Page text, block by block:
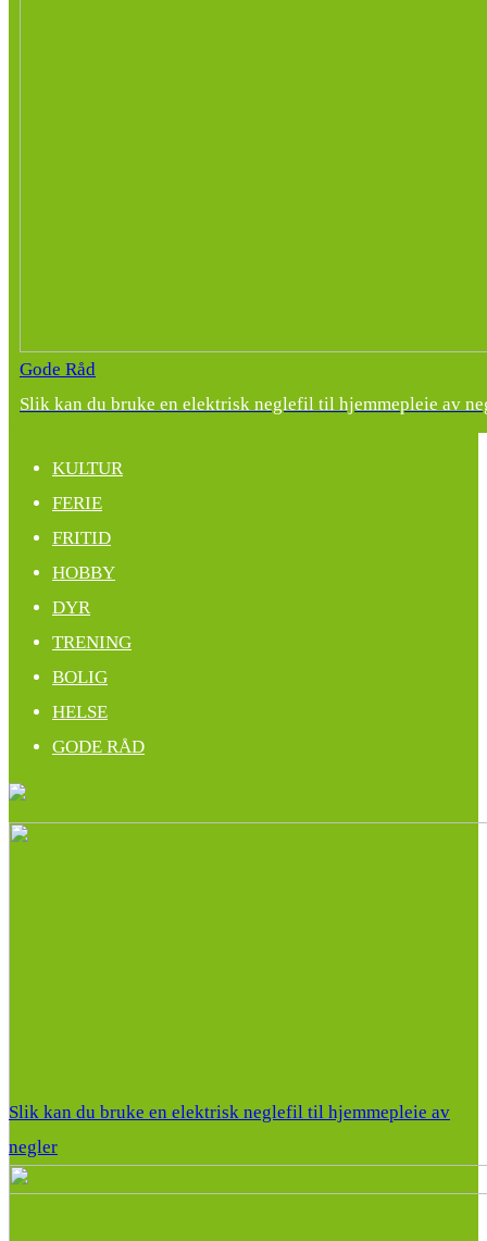
Gode Råd
Slik kan du bruke en elektrisk neglefil til hjemmepleie av
KULTUR
FERIE
FRITID
HOBBY
DYR
TRENING
BOLIG
HELSE
GODE RÅD
Slik kan du bruke en elektrisk neglefil til hjemmepleie av
negler